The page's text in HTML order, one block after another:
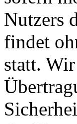
Nutzers
findet
statt.